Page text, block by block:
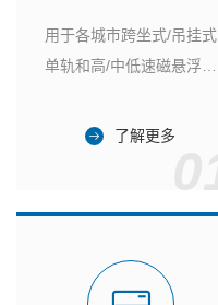
用于各城市跨坐式/吊挂式
单轨和高/中低速磁悬浮列
了解更多